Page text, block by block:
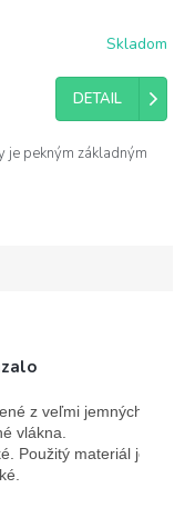
Skladom
DETAIL
je pekným základným
z veľmi jemných
vlákna.
Použitý materiál je